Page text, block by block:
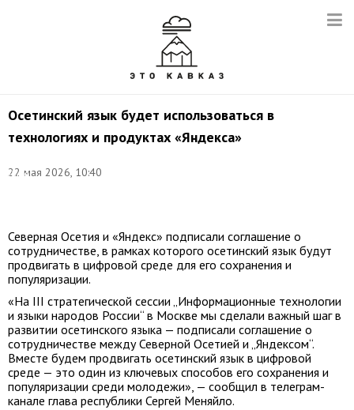
Осетинский язык будет использоваться в
технологиях и продуктах «Яндекса»
22 мая 2026, 10:40
Дина
Северная Осетия и «Яндекс» подписали соглашение о
сотрудничестве, в рамках которого осетинский язык будут
продвигать в цифровой среде для его сохранения и
популяризации.
«На III стратегической сессии „Информационные технологии
и языки народов России“ в Москве мы сделали важный шаг в
развитии осетинского языка — подписали соглашение о
сотрудничестве между Северной Осетией и „Яндексом“.
Вместе будем продвигать осетинский язык в цифровой
среде — это один из ключевых способов его сохранения и
популяризации среди молодежи», — сообщил в телеграм-
канале глава республики Сергей Меняйло.